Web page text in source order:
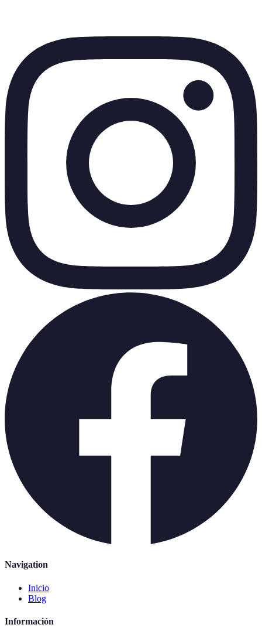
Navigation
Inicio
Blog
Información